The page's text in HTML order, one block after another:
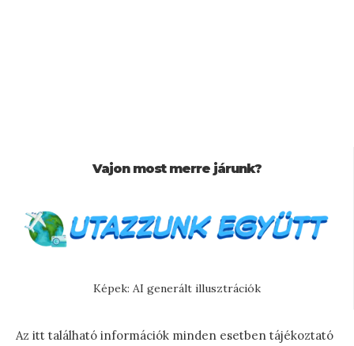
Vajon most merre járunk?
Képek: AI generált illusztrációk
Az itt található információk minden esetben tájékoztató